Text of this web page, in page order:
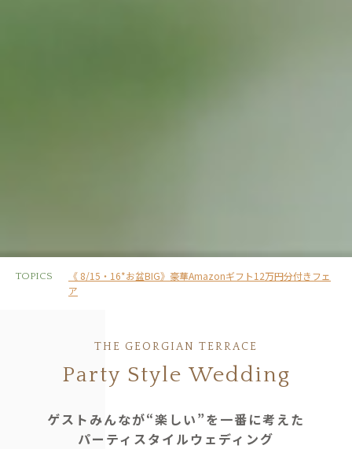
TOPICS
《 8/15・16*お盆BIG》豪華Amazonギフト12万円分付きフェ
ア
THE GEORGIAN TERRACE
Party Style Wedding
ゲストみんなが“楽しい”を一番に考えた
パーティスタイルウェディング